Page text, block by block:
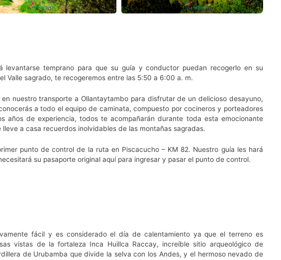
temprano para que su guía y conductor puedan recogerlo en su
Valle sagrado, te recogeremos entre las 5:50 a 6:00 a. m.
nuestro transporte a Ollantaytambo para disfrutar de un delicioso desayuno,
a todo el equipo de caminata, compuesto por cocineros y porteadores
años de experiencia, todos te acompañarán durante toda esta emocionante
a casa recuerdos inolvidables de las montañas sagradas.
punto de control de la ruta en Piscacucho – KM 82. Nuestro guía les hará
su pasaporte original aquí para ingresar y pasar el punto de control.
fácil y es considerado el día de calentamiento ya que el terreno es
vistas de la fortaleza Inca Huillca Raccay, increíble sitio arqueológico de
de Urubamba que divide la selva con los Andes, y el hermoso nevado de